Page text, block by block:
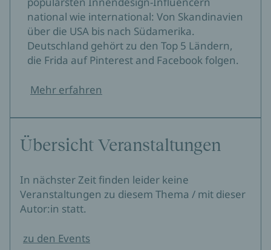
national wie international: Von Skandinavien
über die USA bis nach Südamerika.
Deutschland gehört zu den Top 5 Ländern,
die Frida auf Pinterest and Facebook folgen.
Mehr erfahren
Übersicht Veranstaltungen
In nächster Zeit finden leider keine
Veranstaltungen zu diesem Thema / mit dieser
Autor:in statt.
zu den Events